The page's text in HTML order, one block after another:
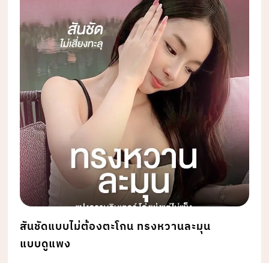
สันชัดแบบไม่ต้องตะโกน ทรงหวานละมุน
แบบดูแพง